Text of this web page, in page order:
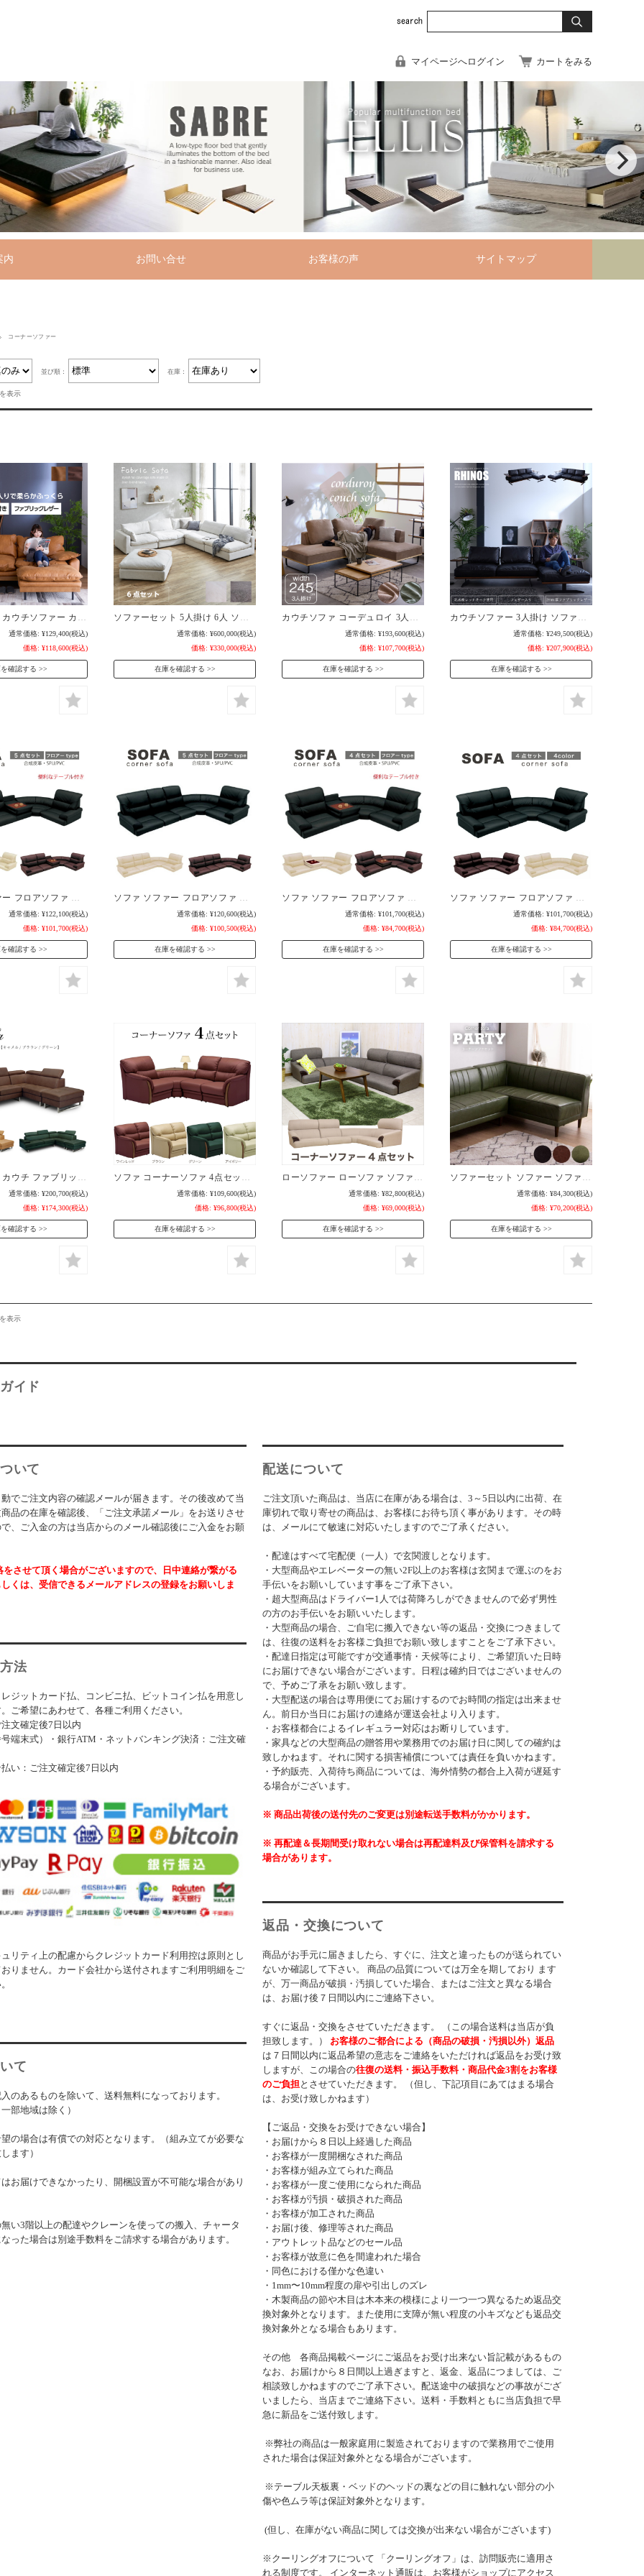
マイページへログイン カートをみる
内 お問い合せ お客様の声 サイトマップ
コーナーソファー
並び順： 在庫：
表示
ヴィンテージ カウチソファー カウチソファ 3人掛け フェザー 柔らかい おしゃれ 三人掛け 幅192 布地 ファブリックレザー 192 キャメル / ブラウン レザー レザー風 北欧 モダン インダストリアル お洒落 おしゃれ 脚付き ローソファ リビング 送料無料 通販 sanjp-1189
通常価格: ¥129,400(税込)
価格: ¥118,600(税込)
確認する
ソファーセット 5人掛け 6人 ソファ ソファー コーナーソファ 6点 布地 ファブリック 組み合わせ自由 クッション付き スツール 足置き 大型 リビング 北欧 モダン おしゃれ 送料無料 sanjp-0733
通常価格: ¥600,000(税込)
価格: ¥330,000(税込)
在庫を確認する
カウチソファ コーデュロイ 3人掛け 4人掛け コーナーソファ 三人掛け 四人掛け ソファ ソファー 布地 / ファブリック 北欧 モダン カジュアル お洒落 おしゃれ リビング コーディロイ 送料無料 通販 sanjp-0841
通常価格: ¥193,600(税込)
価格: ¥107,700(税込)
在庫を確認する
カウチソファー 3人掛け ソファー L字 ファブリックレザー ファブリック 布地 肘付 北米産レッドオーク 天然木 無垢 フェザー入 スチール脚 右カウチ 左カウチ おしゃれ / 高級感 カウチソファー 木製フレーム リビンクソファ ソファー ブラック 黒 送料無料 sanjp-1092
通常価格: ¥249,500(税込)
価格: ¥207,900(税込)
在庫を確認する
通常価格: ¥122,100(税込)
価格: ¥101,700(税込)
確認する
通常価格: ¥120,600(税込)
価格: ¥100,500(税込)
在庫を確認する
通常価格: ¥101,700(税込)
価格: ¥84,700(税込)
在庫を確認する
通常価格: ¥101,700(税込)
価格: ¥84,700(税込)
在庫を確認する
カウチソファ カウチ ファブリック 布地 布 ヘッドギア付き 撥水加工 シェーズロング スツール 3人掛けソファ ソファ / コーナー おしゃれ キャメル ブラウン グリーン 北欧 モダン 人気 ポケットコイル 送料無料 通販 ikr-0560
通常価格: ¥200,700(税込)
価格: ¥174,300(税込)
確認する
ソファ コーナーソファ 4点セット ソファー 応接セット 応接 リビングソファ リビング コンセント付き シンプル 高級 / おしゃれ かっこいい 合成皮革 アイボリー ブラウン グリーン ワインレッド 送料無料 通販 ikr-0487
通常価格: ¥109,600(税込)
価格: ¥96,800(税込)
在庫を確認する
ローソファー ローソファ ソファ コーナーソファ フロアソファー フロアソファ コーナーソファー こたつソファー L字 リビング ソファー / フロア おしゃれ コーナー ソファセット 布 北欧 こたつソファ 格安 通販 送料無料 gtk-0071
通常価格: ¥82,800(税込)
価格: ¥69,000(税込)
在庫を確認する
ソファーセット ソファー ソファ セット 2点 コーナーソファ コーナーソファー 4人掛け 2人掛け ローソファ フロアソファ / ソファセット L字 おしゃれ 北欧 脚付 おしゃれ mm-0097
通常価格: ¥84,300(税込)
価格: ¥70,200(税込)
在庫を確認する
表示
イド
いて
でご注文内容の確認メールが届きます。その後改めて当
品の在庫を確認後、「ご注文承諾メール」をお送りさせ
、ご入金の方は当店からのメール確認後にご入金をお願
させて頂く場合がございますので、日中連絡が繋がる
くは、受信できるメールアドレスの登録をお願いしま
法
ジットカード払、コンビニ払、ビットコイン払を用意し
ご希望にあわせて、各種ご利用ください。
文確定後7日以内
端末式）・銀行ATM・ネットバンキング決済：ご注文確
い：ご注文確定後7日以内
リティ上の配慮からクレジットカード利用控は原則とし
りません。カード会社から送付されますご利用明細をご
て
のあるものを除いて、送料無料になっております。
部地域は除く）
の場合は有償での対応となります。（組み立てが必要な
ます）
お届けできなかったり、開梱設置が不可能な場合があり
い3階以上の配達やクレーンを使っての搬入、チャータ
った場合は別途手数料をご請求する場合があります。
配送について
ご注文頂いた商品は、当店に在庫がある場合は、3～5日以内に出荷、在
庫切れで取り寄せの商品は、お客様にお待ち頂く事があります。その時
は、メールにて敏速に対応いたしますのでご了承ください。
・配達はすべて宅配便（一人）で玄関渡しとなります。
・大型商品やエレベーターの無い2F以上のお客様は玄関まで運ぶのをお
手伝いをお願いしています事をご了承下さい。
・超大型商品はドライバー1人では荷降ろしができませんので必ず男性
の方のお手伝いをお願いいたします。
・大型商品の場合、ご自宅に搬入できない等の返品・交換につきまして
は、往復の送料をお客様ご負担でお願い致しますことをご了承下さい。
・配達日指定は可能ですが交通事情・天候等により、ご希望頂いた日時
にお届けできない場合がございます。日程は確約日ではございませんの
で、予めご了承をお願い致します。
・大型配送の場合は専用便にてお届けするのでお時間の指定は出来ませ
ん。前日か当日にお届けの連絡が運送会社より入ります。
・お客様都合によるイレギュラー対応はお断りしています。
・家具などの大型商品の贈答用や業務用でのお届け日に関しての確約は
致しかねます。それに関する損害補償については責任を負いかねます。
・予約販売、入荷待ち商品については、海外情勢の都合上入荷が遅延す
る場合がございます。
※ 商品出荷後の送付先のご変更は別途転送手数料がかかります。
※ 再配達＆長期間受け取れない場合は再配達料及び保管料を請求する
場合があります。
返品・交換について
商品がお手元に届きましたら、すぐに、注文と違ったものが送られてい
ないか確認して下さい。 商品の品質については万全を期しており ます
が、万一商品が破損・汚損していた場合、またはご注文と異なる場合
は、お届け後７日間以内にご連絡下さい。
すぐに返品・交換をさせていただきます。 （この場合送料は当店が負
担致します。） お客様のご都合による（商品の破損・汚損以外）返品
は７日間以内に返品希望の意志をご連絡をいただければ返品をお受け致
しますが、この場合の往復の送料・振込手数料・商品代金3割をお客様
のご負担 とさせていただきます。 （但し、下記項目にあてはまる場合
は、お受け致しかねます）
【ご返品・交換をお受けできない場合】
・お届けから８日以上経過した商品
・お客様が一度開梱なされた商品
・お客様が組み立てられた商品
・お客様が一度ご使用になられた商品
・お客様が汚損・破損された商品
・お客様が加工された商品
・お届け後、修理等された商品
・アウトレット品などのセール品
・お客様が故意に色を間違われた場合
・同色における僅かな色違い
・1mm〜10mm程度の扉や引出しのズレ
・木製商品の節や木目は木本来の模様により一つ一つ異なるため返品交
換対象外となります。また使用に支障が無い程度の小キズなども返品交
換対象外となる場合もあります。
その他 各商品掲載ページにご返品をお受け出来ない旨記載があるもの
なお、お届けから８日間以上過ぎますと、返金、返品につましては、ご
相談致しかねますのでご了承下さい。配送途中の破損などの事故がござ
いましたら、当店までご連絡下さい。送料・手数料ともに当店負担で早
急に新品をご送付致します。
※弊社の商品は一般家庭用に製造されておりますので業務用でご使用
された場合は保証対象外となる場合がございます。
※テーブル天板裏・ベッドのヘッドの裏などの目に触れない部分の小
傷や色ムラ等は保証対象外となります。
(但し、在庫がない商品に関しては交換が出来ない場合がございます)
※クーリングオフについて 「クーリングオフ」は、訪問販売に適用さ
れる制度です。 インターネット通販は、お客様がショップにアクセス